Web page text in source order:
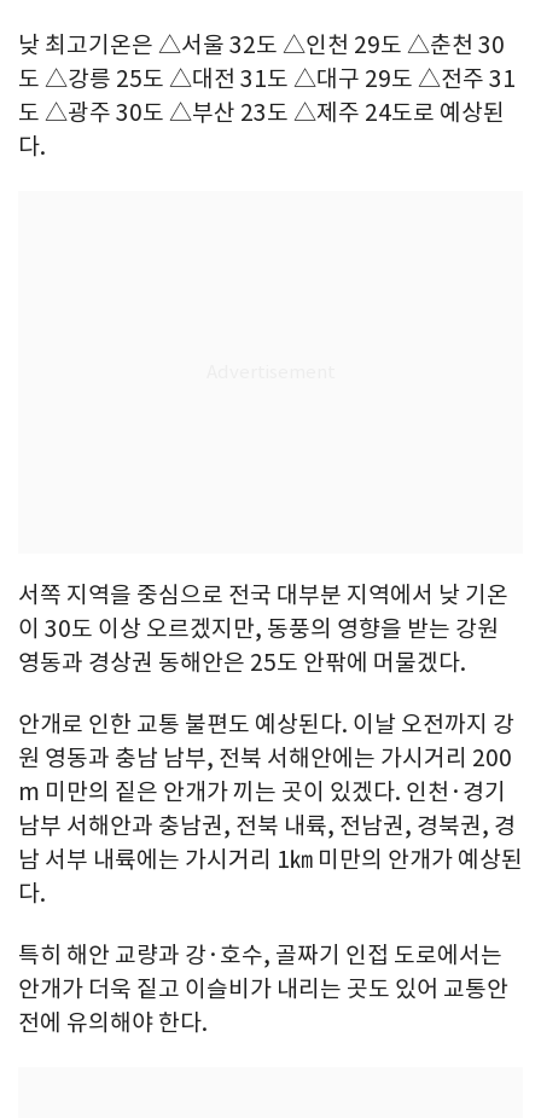
낮 최고기온은 △서울 32도 △인천 29도 △춘천 30
도 △강릉 25도 △대전 31도 △대구 29도 △전주 31
도 △광주 30도 △부산 23도 △제주 24도로 예상된
다.
서쪽 지역을 중심으로 전국 대부분 지역에서 낮 기온
이 30도 이상 오르겠지만, 동풍의 영향을 받는 강원
영동과 경상권 동해안은 25도 안팎에 머물겠다.
안개로 인한 교통 불편도 예상된다. 이날 오전까지 강
원 영동과 충남 남부, 전북 서해안에는 가시거리 200
m 미만의 짙은 안개가 끼는 곳이 있겠다. 인천·경기
남부 서해안과 충남권, 전북 내륙, 전남권, 경북권, 경
남 서부 내륙에는 가시거리 1㎞ 미만의 안개가 예상된
다.
특히 해안 교량과 강·호수, 골짜기 인접 도로에서는
안개가 더욱 짙고 이슬비가 내리는 곳도 있어 교통안
전에 유의해야 한다.